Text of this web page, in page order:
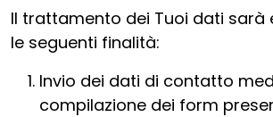
Il trattamento dei Tuoi dati
le seguenti finalità:
Invio dei dati di contatto
compilazione dei form